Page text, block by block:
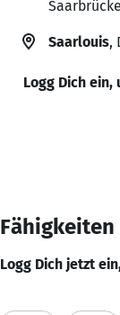
Saarlouis,
Logg Dich ein,
Logg Dich jetzt